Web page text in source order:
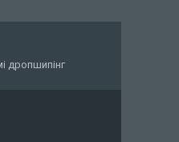
дропшипінг